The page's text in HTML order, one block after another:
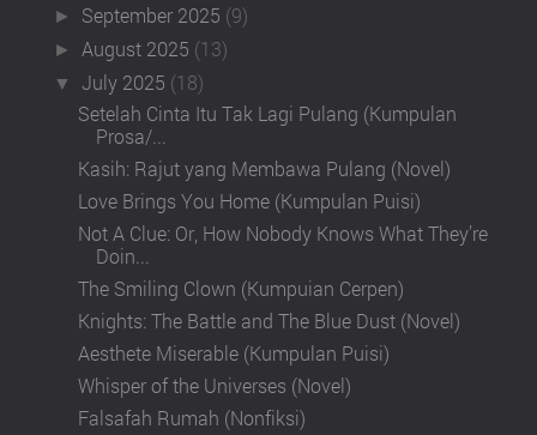
► September 2025 (9)
► August 2025 (13)
▼July 2025 (18)
Setelah Cinta Itu Tak Lagi Pulang (Kumpulan
Prosa/...
Kasih: Rajut yang Membawa Pulang (Novel)
Love Brings You Home (Kumpulan Puisi)
Not A Clue: Or, How Nobody Knows What They’re
Doin...
The Smiling Clown (Kumpuian Cerpen)
Knights: The Battle and The Blue Dust (Novel)
Aesthete Miserable (Kumpulan Puisi)
Whisper of the Universes (Novel)
Falsafah Rumah (Nonfiksi)